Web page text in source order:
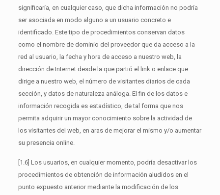
significaría, en cualquier caso, que dicha información no podría
ser asociada en modo alguno a un usuario concreto e
identificado. Este tipo de procedimientos conservan datos
como el nombre de dominio del proveedor que da acceso a la
red al usuario, la fecha y hora de acceso a nuestro web, la
dirección de Internet desde la que partió el link o enlace que
dirige a nuestro web, el número de visitantes diarios de cada
sección, y datos de naturaleza análoga. El fin de los datos e
información recogida es estadístico, de tal forma que nos
permita adquirir un mayor conocimiento sobre la actividad de
los visitantes del web, en aras de mejorar el mismo y/o aumentar
su presencia online.
[1.6] Los usuarios, en cualquier momento, podría desactivar los
procedimientos de obtención de información aludidos en el
punto expuesto anterior mediante la modificación de los